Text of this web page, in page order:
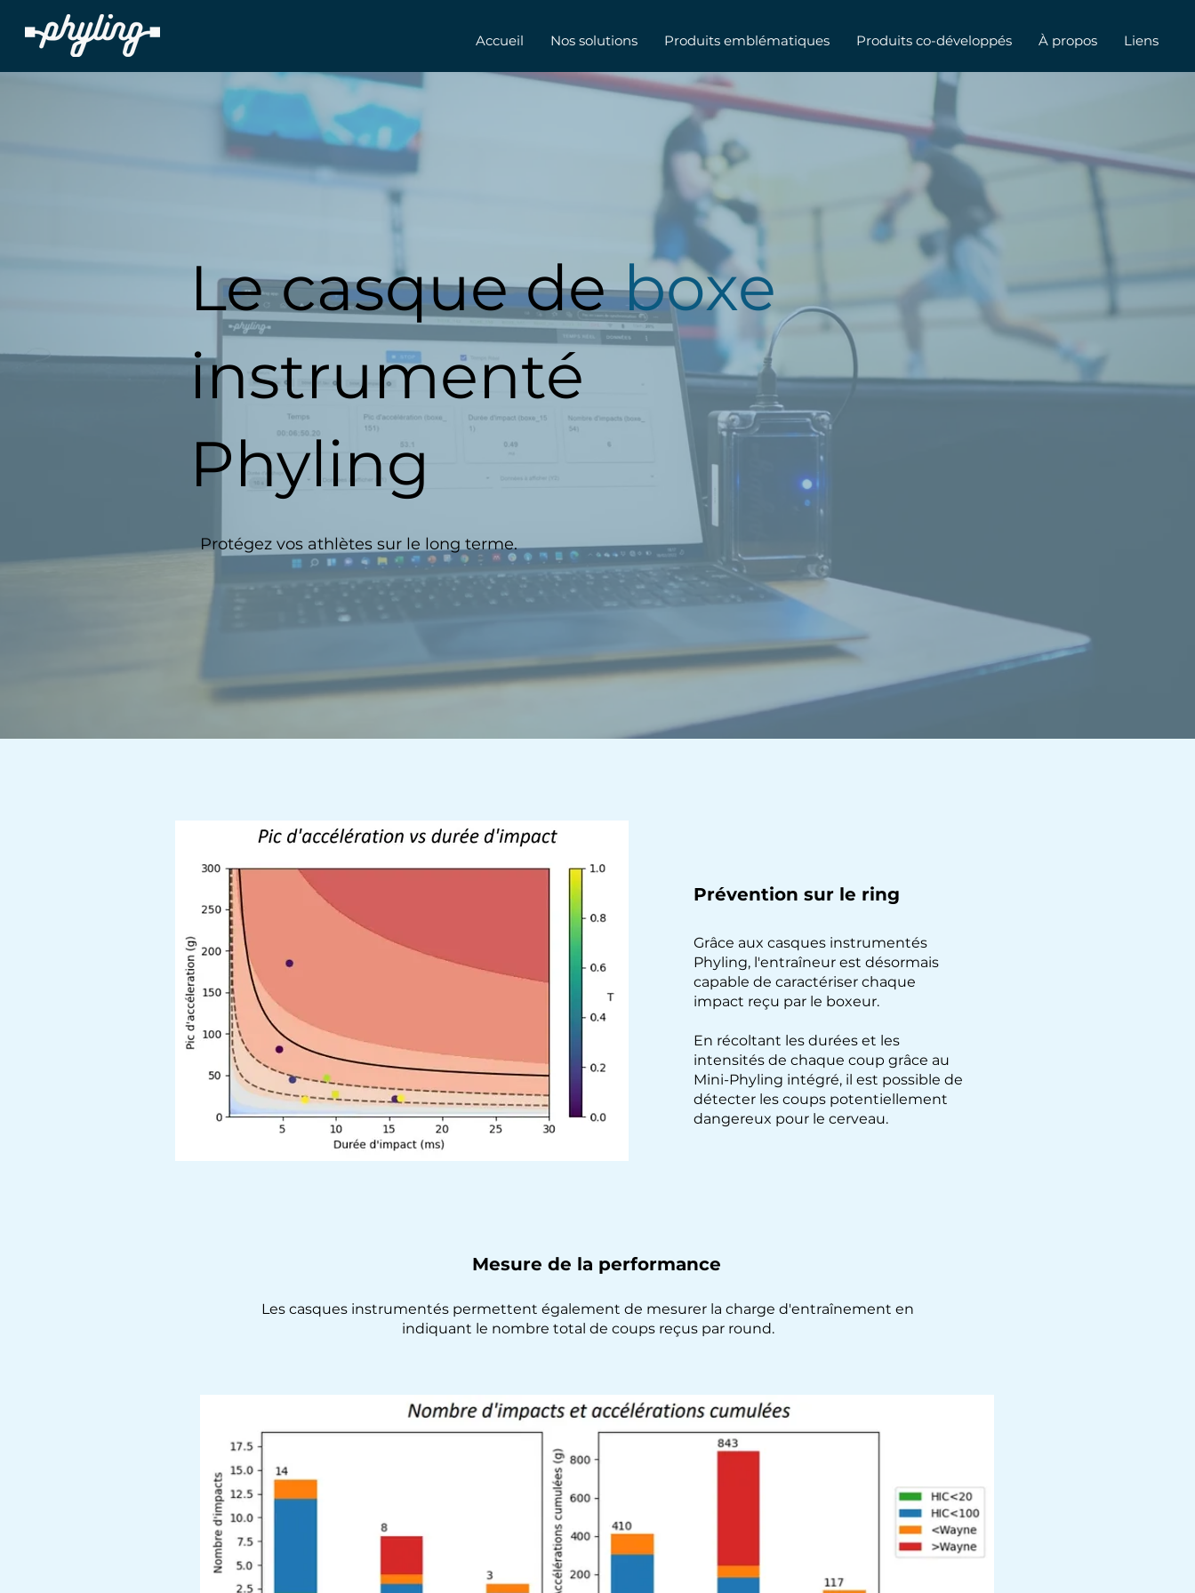
Accueil Nos solutions Produits emblématiques Produits co-développés À propos Liens
Le casque deboxe
instrumenté
Phyling
Protégez vos athlètes sur le long terme.
Prévention sur le ring
Grâce aux casques instrumentés
Phyling, l'entraîneur est désormais
capable de caractériser chaque
impact reçu par le boxeur.
En récoltant les durées et les
intensités de chaque coup grâce au
Mini-Phyling intégré, il est possible de
détecter les coups potentiellement
dangereux pour le cerveau.
Mesure de la performance
Les casques instrumentés permettent également de mesurer la charge d'entraînement en
indiquant le nombre total de coups reçus par round.